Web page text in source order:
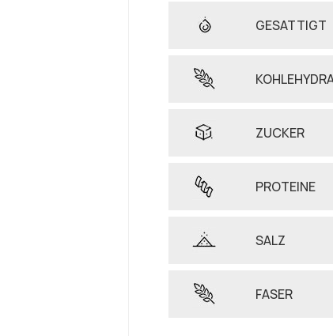
GESATTIGT
ZUCKER
PROTEINE
SALZ
FASER